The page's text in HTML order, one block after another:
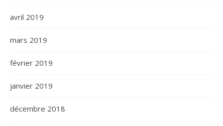
avril 2019
mars 2019
février 2019
janvier 2019
décembre 2018